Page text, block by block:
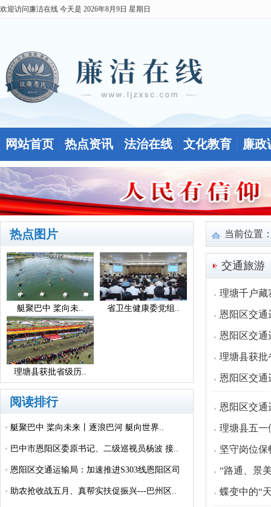
欢迎访问廉洁在线 今天是 2026年8月9日 星期日
网站首页 热点资讯 法治在线 文化教育 廉政
热点图片
艇聚巴中 桨向未.. 省卫生健康委党组..
理塘县获批省级历..
阅读排行
艇聚巴中 桨向未来丨逐浪巴河 艇向世界..
巴中市恩阳区委原书记、二级巡视员杨波 接..
恩阳区交通运输局：加速推进S303线恩阳区司
城..
助农抢收战五月、真帮实扶促振兴---巴州区..
当前位置
交通旅游
理塘千户藏
恩阳区交
恩阳区交
理塘县获批
恩阳区交
恩阳区交通
理塘县五一
坚守岗位保
“路通、景
蝶变中的“